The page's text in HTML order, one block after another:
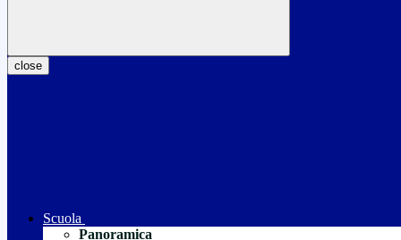
close
Scuola
Panoramica